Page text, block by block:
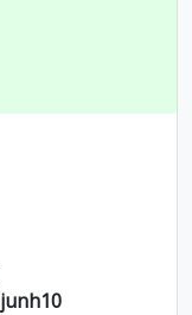
junh10